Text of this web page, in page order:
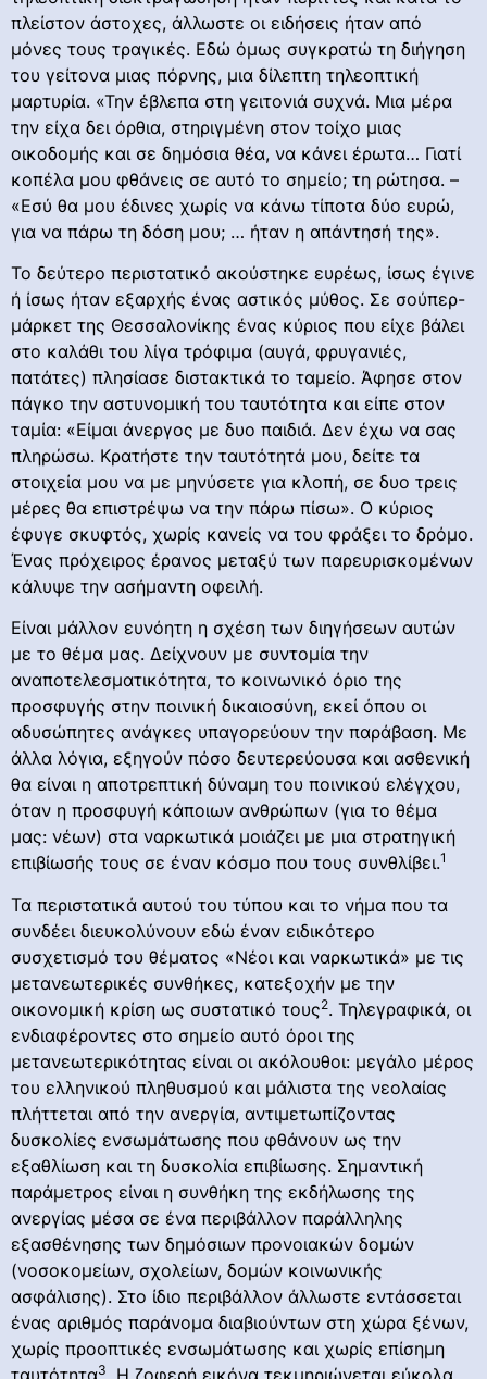
πλείστον άστοχες, άλλωστε οι ειδήσεις ήταν από
μόνες τους τραγικές. Εδώ όμως συγκρατώ τη διήγηση
του γείτονα μιας πόρνης, μια δίλεπτη τηλεοπτική
μαρτυρία. «Την έβλεπα στη γειτονιά συχνά. Μια μέρα
την είχα δει όρθια, στηριγμένη στον τοίχο μιας
οικοδομής και σε δημόσια θέα, να κάνει έρωτα… Γιατί
κοπέλα μου φθάνεις σε αυτό το σημείο; τη ρώτησα. –
«Εσύ θα μου έδινες χωρίς να κάνω τίποτα δύο ευρώ,
για να πάρω τη δόση μου; … ήταν η απάντησή της».
Το δεύτερο περιστατικό ακούστηκε ευρέως, ίσως έγινε
ή ίσως ήταν εξαρχής ένας αστικός μύθος. Σε σούπερ-
μάρκετ της Θεσσαλονίκης ένας κύριος που είχε βάλει
στο καλάθι του λίγα τρόφιμα (αυγά, φρυγανιές,
πατάτες) πλησίασε διστακτικά το ταμείο. Άφησε στον
πάγκο την αστυνομική του ταυτότητα και είπε στον
ταμία: «Είμαι άνεργος με δυο παιδιά. Δεν έχω να σας
πληρώσω. Κρατήστε την ταυτότητά μου, δείτε τα
στοιχεία μου να με μηνύσετε για κλοπή, σε δυο τρεις
μέρες θα επιστρέψω να την πάρω πίσω». Ο κύριος
έφυγε σκυφτός, χωρίς κανείς να του φράξει το δρόμο.
Ένας πρόχειρος έρανος μεταξύ των παρευρισκομένων
κάλυψε την ασήμαντη οφειλή.
Είναι μάλλον ευνόητη η σχέση των διηγήσεων αυτών
με το θέμα μας. Δείχνουν με συντομία την
αναποτελεσματικότητα, το κοινωνικό όριο της
προσφυγής στην ποινική δικαιοσύνη, εκεί όπου οι
αδυσώπητες ανάγκες υπαγορεύουν την παράβαση. Με
άλλα λόγια, εξηγούν πόσο δευτερεύουσα και ασθενική
θα είναι η αποτρεπτική δύναμη του ποινικού ελέγχου,
όταν η προσφυγή κάποιων ανθρώπων (για το θέμα
μας: νέων) στα ναρκωτικά μοιάζει με μια στρατηγική
επιβίωσής τους σε έναν κόσμο που τους συνθλίβει.1
Τα περιστατικά αυτού του τύπου και το νήμα που τα
συνδέει διευκολύνουν εδώ έναν ειδικότερο
συσχετισμό του θέματος «Νέοι και ναρκωτικά» με τις
μετανεωτερικές συνθήκες, κατεξοχήν με την
οικονομική κρίση ως συστατικό τους2. Τηλεγραφικά, οι
ενδιαφέροντες στο σημείο αυτό όροι της
μετανεωτερικότητας είναι οι ακόλουθοι: μεγάλο μέρος
του ελληνικού πληθυσμού και μάλιστα της νεολαίας
πλήττεται από την ανεργία, αντιμετωπίζοντας
δυσκολίες ενσωμάτωσης που φθάνουν ως την
εξαθλίωση και τη δυσκολία επιβίωσης. Σημαντική
παράμετρος είναι η συνθήκη της εκδήλωσης της
ανεργίας μέσα σε ένα περιβάλλον παράλληλης
εξασθένησης των δημόσιων προνοιακών δομών
(νοσοκομείων, σχολείων, δομών κοινωνικής
ασφάλισης). Στο ίδιο περιβάλλον άλλωστε εντάσσεται
ένας αριθμός παράνομα διαβιούντων στη χώρα ξένων,
χωρίς προοπτικές ενσωμάτωσης και χωρίς επίσημη
ταυτότητα3. Η ζοφερή εικόνα τεκμηριώνεται εύκολα